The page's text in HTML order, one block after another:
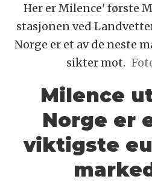
Her er Milence' første
stasjonen ved
Norge er et av de neste
sikter mot.
Milence
Norge er
viktigste